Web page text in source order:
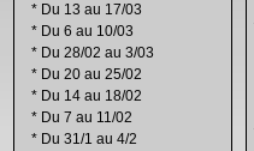
* Du 13 au 17/03
* Du 6 au 10/03
* Du 28/02 au 3/03
* Du 20 au 25/02
* Du 14 au 18/02
* Du 7 au 11/02
* Du 31/1 au 4/2